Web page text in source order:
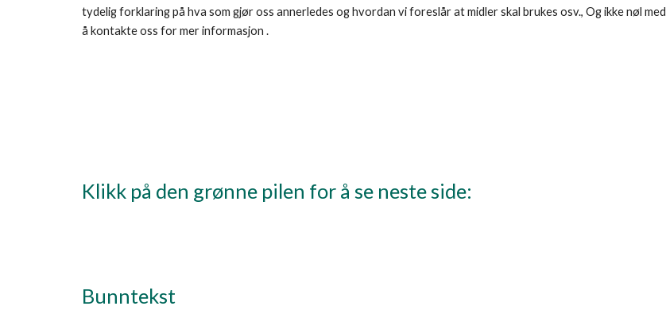
tydelig forklaring på hva som gjør oss annerledes og hvordan vi foreslår at midler skal brukes osv., Og ikke nøl med
å kontakte oss for mer informasjon .
Klikk på den grønne pilen for å se neste side:
Bunntekst